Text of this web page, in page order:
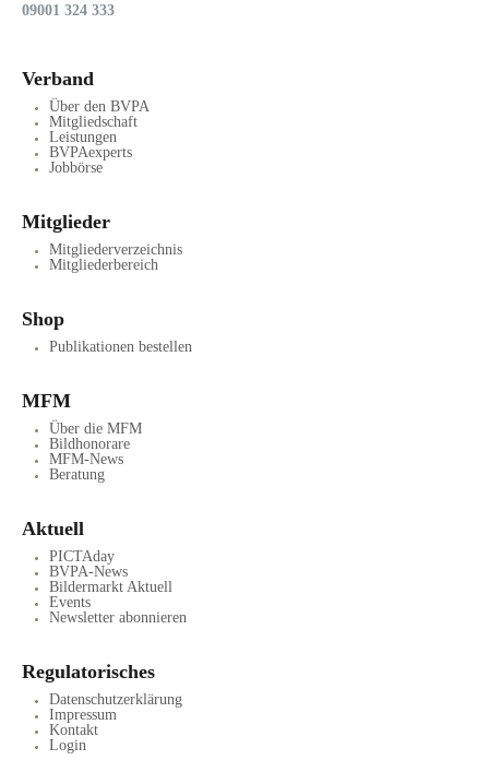
09001 324 333
Verband
Über den BVPA
Mitgliedschaft
Leistungen
BVPAexperts
Jobbörse
Mitglieder
Mitgliederverzeichnis
Mitgliederbereich
Shop
Publikationen bestellen
MFM
Über die MFM
Bildhonorare
MFM-News
Beratung
Aktuell
PICTAday
BVPA-News
Bildermarkt Aktuell
Events
Newsletter abonnieren
Regulatorisches
Datenschutzerklärung
Impressum
Kontakt
Login